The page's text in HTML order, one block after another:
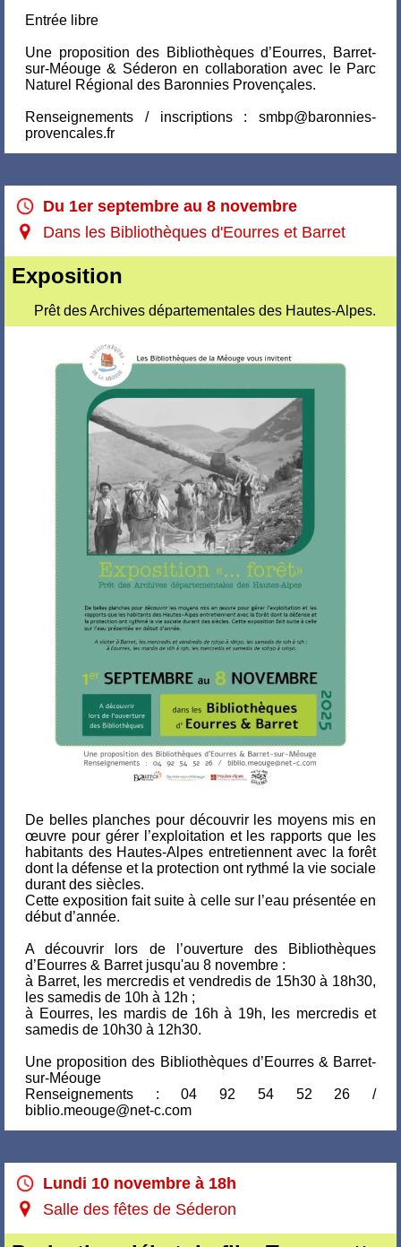
Entrée libre
Une proposition des Bibliothèques d’Eourres, Barret-
sur-Méouge & Séderon en collaboration avec le Parc
Naturel Régional des Baronnies Provençales.
Renseignements / inscriptions : smbp@baronnies-
provencales.fr
Du 1er septembre au 8 novembre
Dans les Bibliothèques d'Eourres et Barret
Exposition
Prêt des Archives départementales des Hautes-Alpes.
De belles planches pour découvrir les moyens mis en
œuvre pour gérer l’exploitation et les rapports que les
habitants des Hautes-Alpes entretiennent avec la forêt
dont la défense et la protection ont rythmé la vie sociale
durant des siècles.
Cette exposition fait suite à celle sur l’eau présentée en
début d’année.
A découvrir lors de l’ouverture des Bibliothèques
d’Eourres & Barret jusqu'au 8 novembre :
à Barret, les mercredis et vendredis de 15h30 à 18h30,
les samedis de 10h à 12h ;
à Eourres, les mardis de 16h à 19h, les mercredis et
samedis de 10h30 à 12h30.
Une proposition des Bibliothèques d’Eourres & Barret-
sur-Méouge
Renseignements : 04 92 54 52 26 /
biblio.meouge@net-c.com
Lundi 10 novembre à 18h
Salle des fêtes de Séderon